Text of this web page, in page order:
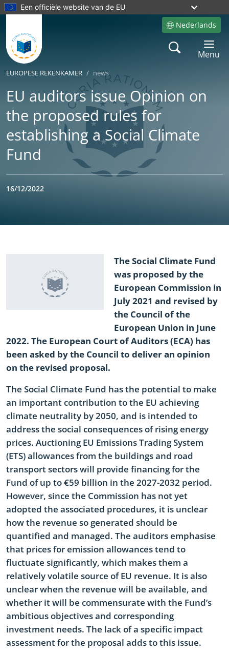
Een officiële website van de EU
Nederlands
Site language
Search
Toggle
Menu
EUROPESE REKENKAMER news
EU auditors issue Opinion on
the proposed rules for
establishing a Social Climate
Fund
16/12/2022
The Social Climate Fund
was proposed by the
European Commission in
July 2021 and revised by
the Council of the
European Union in June
2022. The European Court of Auditors (ECA) has
been asked by the Council to deliver an opinion
on the revised proposal.
The Social Climate Fund has the potential to make
an important contribution to the EU achieving
climate neutrality by 2050, and is intended to
address the social consequences of rising energy
prices. Auctioning EU Emissions Trading System
(ETS) allowances from the buildings and road
transport sectors will provide financing for the
Fund of up to €59 billion in the 2027-2032 period.
However, since the Commission has not yet
adopted the associated procedures, it is unclear
how the revenue so generated should be
quantified and managed. The auditors emphasise
that prices for emission allowances tend to
fluctuate significantly, which makes them a
relatively volatile source of EU revenue. It is also
unclear when the revenue will be available, and
whether it will be commensurate with the Fund’s
ambitious objectives and corresponding
investment needs. The lack of a specific impact
assessment for the proposal adds to this issue.